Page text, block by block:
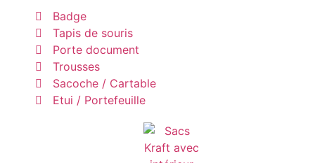
Badge
Tapis de souris
Porte document
Trousses
Sacoche / Cartable
Etui / Portefeuille